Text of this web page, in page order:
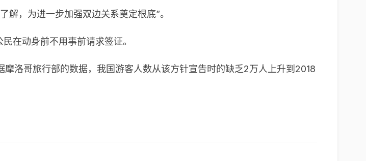
解，为进一步加强双边关系奠定根底”。
在动身前不用事前请求签证。
洛哥旅行部的数据，我国游客人数从该方针宣告时的缺乏2万人上升到2018